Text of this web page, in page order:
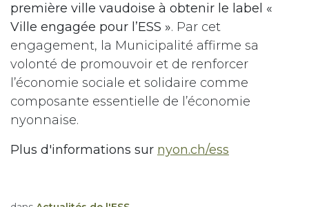
première ville vaudoise à obtenir le label «
Ville engagée pour l’ESS ». Par cet
engagement, la Municipalité affirme sa
volonté de promouvoir et de renforcer
l’économie sociale et solidaire comme
composante essentielle de l’économie
nyonnaise.
Plus d'informations sur nyon.ch/ess